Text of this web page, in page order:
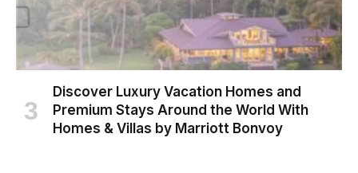
Discover Luxury Vacation Homes and
Premium Stays Around the World With
Homes & Villas by Marriott Bonvoy